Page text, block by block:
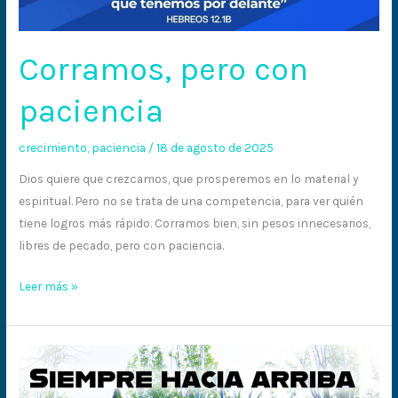
Corramos, pero con
paciencia
crecimiento paciencia /18 de agosto de 2025
Dios quiere que crezcamos, que prosperemos en lo material y
espiritual. Pero no se trata de una competencia, para ver quién
tiene logros más rápido. Corramos bien, sin pesos innecesarios,
libres de pecado, pero con paciencia.
Leer más »
Siempre
hacia